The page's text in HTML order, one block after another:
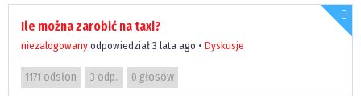
Ile można zarobić na taxi?
niezalogowany odpowiedział 3 lata ago • Dyskusje
1171 odsłon 3 odp. 0 głosów